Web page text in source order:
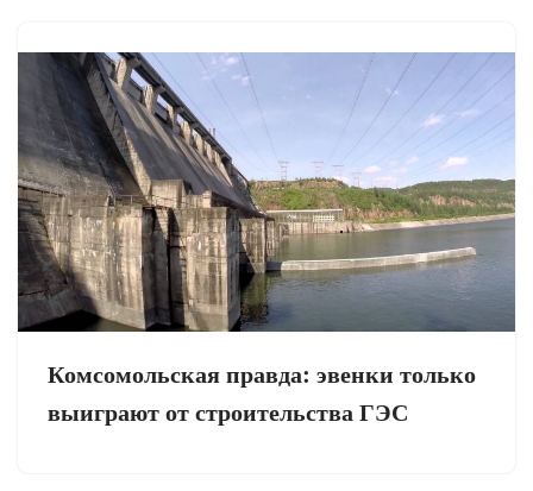
Комсомольская правда: эвенки только
выиграют от строительства ГЭС